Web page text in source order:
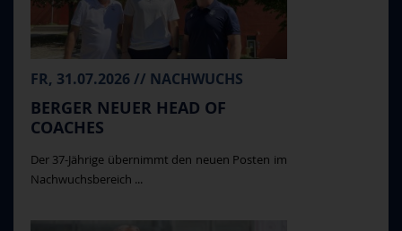
FR, 31.07.2026 // NACHWUCHS
BERGER NEUER HEAD OF
COACHES
Der 37-Jährige übernimmt den neuen Posten im
Nachwuchsbereich ...